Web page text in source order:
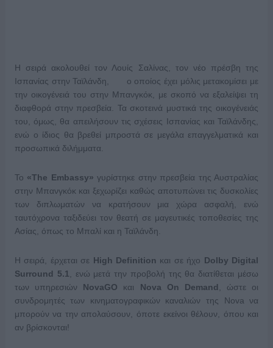
Η σειρά ακολουθεί τον Λουίς Σαλίνας, τον νέο πρέσβη της
Ισπανίας στην Ταϊλάνδη, ο οποίος έχει μόλις μετακομίσει με
την οικογένειά του στην Μπανγκόκ, με σκοπό να εξαλείψει τη
διαφθορά στην πρεσβεία. Τα σκοτεινά μυστικά της οικογένειάς
του, όμως, θα απειλήσουν τις σχέσεις Ισπανίας και Ταϊλάνδης,
ενώ ο ίδιος θα βρεθεί μπροστά σε μεγάλα επαγγελματικά και
προσωπικά διλήμματα.
Το «The Embassy» γυρίστηκε στην πρεσβεία της Αυστραλίας
στην Μπανγκόκ και ξεχωρίζει καθώς αποτυπώνει τις δυσκολίες
των διπλωματών να κρατήσουν μια χώρα ασφαλή, ενώ
ταυτόχρονα ταξιδεύει τον θεατή σε μαγευτικές τοποθεσίες της
Ασίας, όπως το Μπαλί και η Ταϊλάνδη.
Η σειρά, έρχεται σε High Definition και σε ήχο Dolby Digital
Surround 5.1
, ενώ μετά την προβολή της θα διατίθεται μέσω
των υπηρεσιών NovaGO και Nova On Demand
, ώστε οι
συνδρομητές των κινηματογραφικών καναλιών της Nova να
μπορούν να την απολαύσουν, όποτε εκείνοι θέλουν, όπου και
αν βρίσκονται!